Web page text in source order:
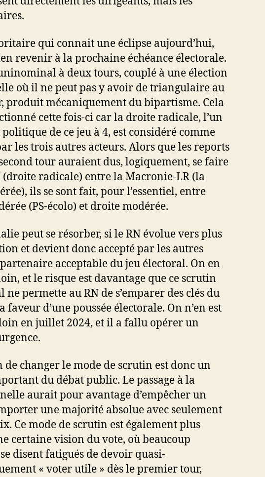
qui connait une éclipse aujourd’hui,
revenir à la prochaine échéance électorale.
à deux tours, couplé à une élection
où il ne peut pas y avoir de triangulaire au
produit mécaniquement du bipartisme. Cela
cette fois-ci car la droite radicale, l’un
politique de ce jeu à 4, est considéré comme
les trois autres acteurs. Alors que les reports
tour auraient dus, logiquement, se faire
(droite radicale) entre la Macronie-LR (la
ils se sont fait, pour l’essentiel, entre
(PS-écolo) et droite modérée.
peut se résorber, si le RN évolue vers plus
et devient donc accepté par les autres
acceptable du jeu électoral. On en
et le risque est davantage que ce scrutin
permette au RN de s’emparer des clés du
faveur d’une poussée électorale. On n’en est
loin en juillet 2024, et il a fallu opérer un
de changer le mode de scrutin est donc un
du débat public. Le passage à la
aurait pour avantage d’empêcher un
une majorité absolue avec seulement
Ce mode de scrutin est également plus
certaine vision du vote, où beaucoup
se disent fatigués de devoir quasi-
« voter utile » dès le premier tour,